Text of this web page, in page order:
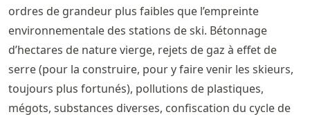
ordres de grandeur plus faibles que l’empreinte
environnementale des stations de ski. Bétonnage
d’hectares de nature vierge, rejets de gaz à effet de
serre (pour la construire, pour y faire venir les skieurs,
toujours plus fortunés), pollutions de plastiques,
mégots, substances diverses, confiscation du cycle de